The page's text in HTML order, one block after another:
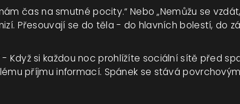
čas na smutné pocity.“ Nebo „Nemůžu se
Přesouvají se do těla - do hlavních bolestí, do
- Když si každou noc prohlížíte sociální sítě před
příjmu informací. Spánek se stává